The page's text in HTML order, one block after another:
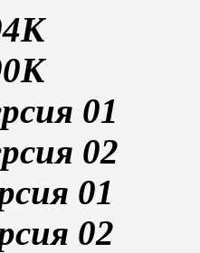
01
02
01
02